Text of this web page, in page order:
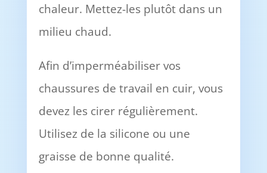
chaleur. Mettez-les plutôt dans un
milieu chaud.
Afin d’imperméabiliser vos
chaussures de travail en cuir, vous
devez les cirer régulièrement.
Utilisez de la silicone ou une
graisse de bonne qualité.